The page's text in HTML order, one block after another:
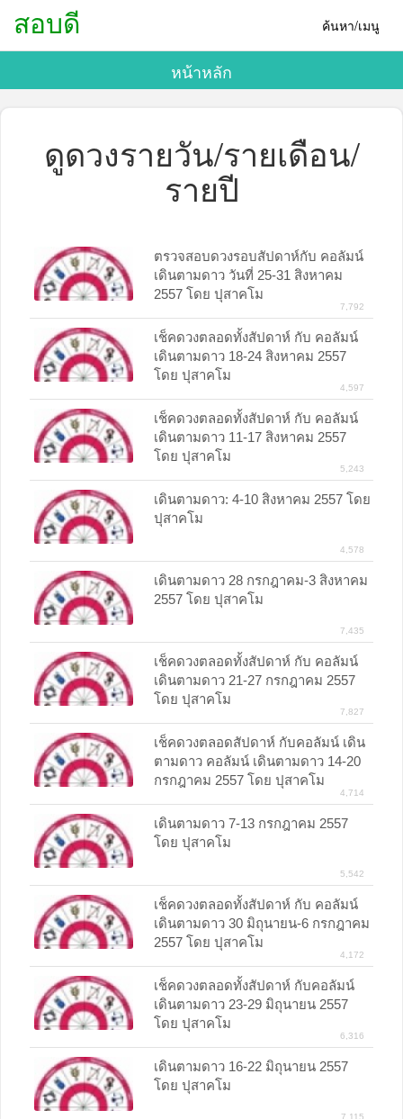
ค้นหา/เมนู
สอบดี
หน้าหลัก
ดูดวงรายวัน/รายเดือน/
รายปี
ตรวจสอบดวงรอบสัปดาห์กับ คอลัมน์
เดินตามดาว วันที่ 25-31 สิงหาคม
2557 โดย ปุสาคโม
7,792
เช็คดวงตลอดทั้งสัปดาห์ กับ คอลัมน์
เดินตามดาว 18-24 สิงหาคม 2557
โดย ปุสาคโม
4,597
เช็คดวงตลอดทั้งสัปดาห์ กับ คอลัมน์
เดินตามดาว 11-17 สิงหาคม 2557
โดย ปุสาคโม
5,243
เดินตามดาว: 4-10 สิงหาคม 2557 โดย
ปุสาคโม
4,578
เดินตามดาว 28 กรกฎาคม-3 สิงหาคม
2557 โดย ปุสาคโม
7,435
เช็คดวงตลอดทั้งสัปดาห์ กับ คอลัมน์
เดินตามดาว 21-27 กรกฎาคม 2557
โดย ปุสาคโม
7,827
เช็คดวงตลอดสัปดาห์ กับคอลัมน์ เดิน
ตามดาว คอลัมน์ เดินตามดาว 14-20
กรกฎาคม 2557 โดย ปุสาคโม
4,714
เดินตามดาว 7-13 กรกฎาคม 2557
โดย ปุสาคโม
5,542
เช็คดวงตลอดทั้งสัปดาห์ กับ คอลัมน์
เดินตามดาว 30 มิถุนายน-6 กรกฎาคม
2557 โดย ปุสาคโม
4,172
เช็คดวงตลอดทั้งสัปดาห์ กับคอลัมน์
เดินตามดาว 23-29 มิถุนายน 2557
โดย ปุสาคโม
6,316
เดินตามดาว 16-22 มิถุนายน 2557
โดย ปุสาคโม
7,115